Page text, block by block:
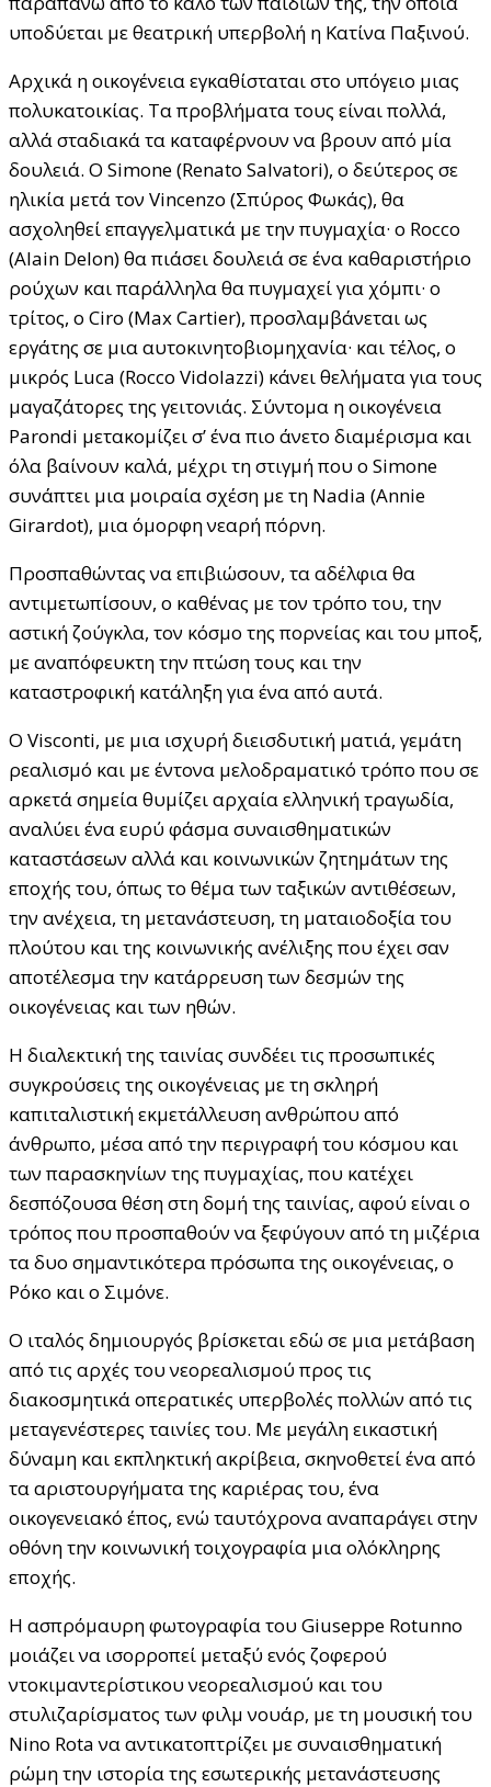
υποδύεται με θεατρική υπερβολή η Κατίνα Παξινού.
Αρχικά η οικογένεια εγκαθίσταται στο υπόγειο μιας
πολυκατοικίας. Τα προβλήματα τους είναι πολλά,
αλλά σταδιακά τα καταφέρνουν να βρουν από μία
δουλειά. Ο Simone (Renato Salvatori), ο δεύτερος σε
ηλικία μετά τον Vincenzo (Σπύρος Φωκάς), θα
ασχοληθεί επαγγελματικά με την πυγμαχία· ο Rocco
(Alain Delon) θα πιάσει δουλειά σε ένα καθαριστήριο
ρούχων και παράλληλα θα πυγμαχεί για χόμπι· ο
τρίτος, ο Ciro (Max Cartier), προσλαμβάνεται ως
εργάτης σε μια αυτοκινητοβιομηχανία· και τέλος, ο
μικρός Luca (Rocco Vidolazzi) κάνει θελήματα για τους
μαγαζάτορες της γειτονιάς. Σύντομα η οικογένεια
Parondi μετακομίζει σ’ ένα πιο άνετο διαμέρισμα και
όλα βαίνουν καλά, μέχρι τη στιγμή που ο Simone
συνάπτει μια μοιραία σχέση με τη Nadia (Annie
Girardot), μια όμορφη νεαρή πόρνη.
Προσπαθώντας να επιβιώσουν, τα αδέλφια θα
αντιμετωπίσουν, ο καθένας με τον τρόπο του, την
αστική ζούγκλα, τον κόσμο της πορνείας και του μποξ,
με αναπόφευκτη την πτώση τους και την
καταστροφική κατάληξη για ένα από αυτά.
Ο Visconti, με μια ισχυρή διεισδυτική ματιά, γεμάτη
ρεαλισμό και με έντονα μελοδραματικό τρόπο που σε
αρκετά σημεία θυμίζει αρχαία ελληνική τραγωδία,
αναλύει ένα ευρύ φάσμα συναισθηματικών
καταστάσεων αλλά και κοινωνικών ζητημάτων της
εποχής του, όπως το θέμα των ταξικών αντιθέσεων,
την ανέχεια, τη μετανάστευση, τη ματαιοδοξία του
πλούτου και της κοινωνικής ανέλιξης που έχει σαν
αποτέλεσμα την κατάρρευση των δεσμών της
οικογένειας και των ηθών.
Η διαλεκτική της ταινίας συνδέει τις προσωπικές
συγκρούσεις της οικογένειας με τη σκληρή
καπιταλιστική εκμετάλλευση ανθρώπου από
άνθρωπο, μέσα από την περιγραφή του κόσμου και
των παρασκηνίων της πυγμαχίας, που κατέχει
δεσπόζουσα θέση στη δομή της ταινίας, αφού είναι ο
τρόπος που προσπαθούν να ξεφύγουν από τη μιζέρια
τα δυο σημαντικότερα πρόσωπα της οικογένειας, ο
Ρόκο και ο Σιμόνε.
Ο ιταλός δημιουργός βρίσκεται εδώ σε μια μετάβαση
από τις αρχές του νεορεαλισμού προς τις
διακοσμητικά οπερατικές υπερβολές πολλών από τις
μεταγενέστερες ταινίες του. Με μεγάλη εικαστική
δύναμη και εκπληκτική ακρίβεια, σκηνοθετεί ένα από
τα αριστουργήματα της καριέρας του, ένα
οικογενειακό έπος, ενώ ταυτόχρονα αναπαράγει στην
οθόνη την κοινωνική τοιχογραφία μια ολόκληρης
εποχής.
Η ασπρόμαυρη φωτογραφία του Giuseppe Rotunno
μοιάζει να ισορροπεί μεταξύ ενός ζοφερού
ντοκιμαντερίστικου νεορεαλισμού και του
στυλιζαρίσματος των φιλμ νουάρ, με τη μουσική του
Nino Rota να αντικατοπτρίζει με συναισθηματική
ρώμη την ιστορία της εσωτερικής μετανάστευσης